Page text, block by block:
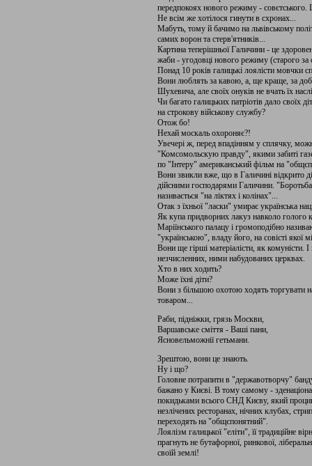
передпокоях нового режиму -
Не всім же хотілося гинути в схронах...
Мабуть, тому й бачимо на львівському
самих ворон та стерв'ятників...
Картина теперішньої Галичини - це
жаби - угодовці нового режиму (старого
Понад 10 років галицькі лоялісти мовчки
Вони люблять за кавою, а, ще краще, за
Шухевича, але своїх онуків не вчать їх
Чи багато галицьких патріотів дало своїх
на строкову військову службу?
Отож бо!
Нехай москаль охороняє?!
Увечері ж, перед впадінням у сплячку,
"Комсомольскую правду", якими забиті
по "Інтеру" американський фільм на
Вони звикли вже, що в Галичині відкрито
дійсними господарями Галичини.
називається "на ліктях і колінах"...
Отак з їхньої "ласки" умирає українська
Як купа придворних лакуз навколо голого
Маріїнського палацу і громоподібно
"українською", владу його, на совісті якої
Вони ще гірші матеріалісти, як комуністи.
незчисленних, ними набудованих церквах.
Хто в них ходить?
Може їхні діти?
Вони з більшою охотою ходять торгувати
товаром...
Раби, підніжки, грязь Москви,
Варшавське сміття - Ваші пани,
Ясновельможнії гетьмани.
Зрештою, вони це знають.
Ну і що?
Головне потрапити в "державотворчу"
бажано у Києві. В тому самому -
покидьками всього СНД Києву, який
незлічених ресторанах, нічних клубах,
переходять на "общєпонятний".
Лоялізм галицької "еліти", її традиційне
прагнуть не бутафорної, ринкової,
своїй землі!